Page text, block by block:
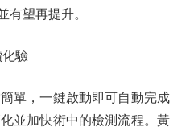
有望再提升。
驗
，一鍵啟動即可自動完成
並加快術中的檢測流程。黃